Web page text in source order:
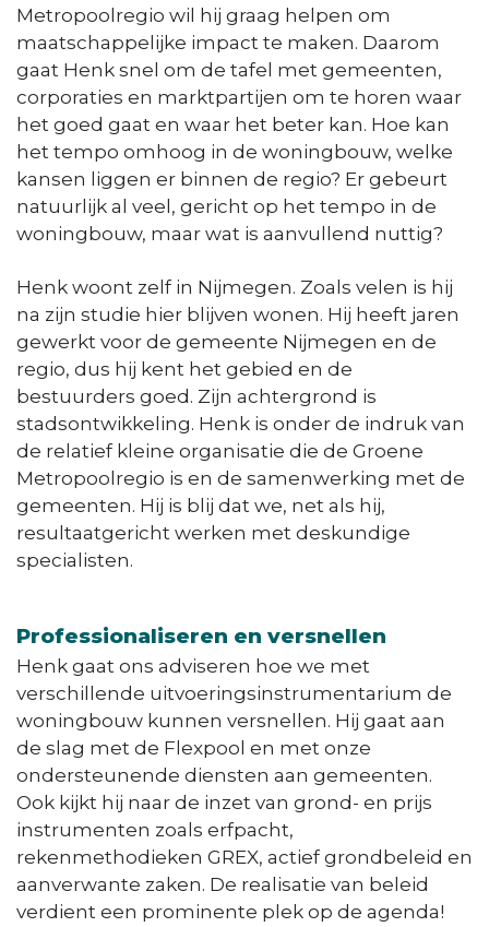
Metropoolregio wil hij graag helpen om
maatschappelijke impact te maken. Daarom
gaat Henk snel om de tafel met gemeenten,
corporaties en marktpartijen om te horen waar
het goed gaat en waar het beter kan. Hoe kan
het tempo omhoog in de woningbouw, welke
kansen liggen er binnen de regio? Er gebeurt
natuurlijk al veel, gericht op het tempo in de
woningbouw, maar wat is aanvullend nuttig?
Henk woont zelf in Nijmegen. Zoals velen is hij
na zijn studie hier blijven wonen. Hij heeft jaren
gewerkt voor de gemeente Nijmegen en de
regio, dus hij kent het gebied en de
bestuurders goed. Zijn achtergrond is
stadsontwikkeling. Henk is onder de indruk van
de relatief kleine organisatie die de Groene
Metropoolregio is en de samenwerking met de
gemeenten. Hij is blij dat we, net als hij,
resultaatgericht werken met deskundige
specialisten.
Professionaliseren en versnellen
Henk gaat ons adviseren hoe we met
verschillende uitvoeringsinstrumentarium de
woningbouw kunnen versnellen. Hij gaat aan
de slag met de Flexpool en met onze
ondersteunende diensten aan gemeenten.
Ook kijkt hij naar de inzet van grond- en prijs
instrumenten zoals erfpacht,
rekenmethodieken GREX, actief grondbeleid en
aanverwante zaken. De realisatie van beleid
verdient een prominente plek op de agenda!